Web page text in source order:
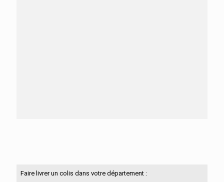
Faire livrer un colis dans votre département :